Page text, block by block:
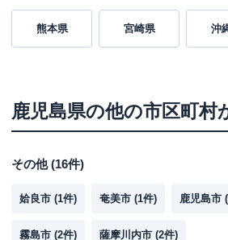
熊本県 宮崎県 沖
鹿児島県の他の市区町村
その他(16件)
姶良市 (1件) 奄美市 (1件) 鹿児島市 (
霧島市 (2件) 薩摩川内市 (2件)